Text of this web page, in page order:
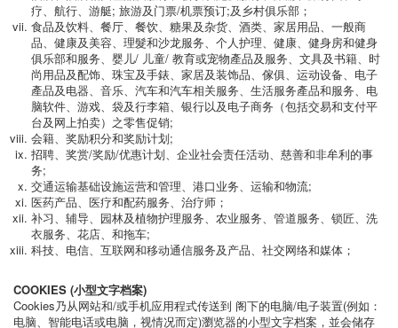
疗、航行、游艇; 旅游及门票/机票预订;及乡村俱乐部；
食品及饮料、餐厅、餐饮、糖果及杂货、酒类、家居用品、一般商
品、健康及美容、理髮和沙龙服务、个人护理、健康、健身房和健身
俱乐部和服务、婴儿/ 儿童/ 教育或宠物產品及服务、文具及书籍、时
尚用品及配饰、珠宝及手錶、家居及装饰品、傢俱、运动设备、电子
產品及电器、音乐、汽车和汽车相关服务、生活服务產品和服务、电
脑软件、游戏、袋及行李箱、银行以及电子商务（包括交易和支付平
台及网上拍卖）之零售促销;
会籍、奖励积分和奖励计划;
招聘、奖赏/奖励/优惠计划、企业社会责任活动、慈善和非牟利的事
务;
交通运输基础设施运营和管理、港口业务、运输和物流;
医药产品、医疗和配药服务、治疗师；
补习、辅导、园林及植物护理服务、农业服务、管道服务、锁匠、洗
衣服务、花店、和拖车;
科技、电信、互联网和移动通信服务及产品、社交网络和媒体；
COOKIES (小型文字档案)
Cookies乃从网站和/或手机应用程式传送到 阁下的电脑/电子装置(例如：
电脑、智能电话或电脑，视情况而定)瀏览器的小型文字档案，並会储存